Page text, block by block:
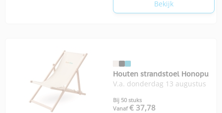
Bekijk
Houten strandstoel Honopu
V.a. donderdag 13 augustus
Bij 50 stuks
Vanaf € 37,78